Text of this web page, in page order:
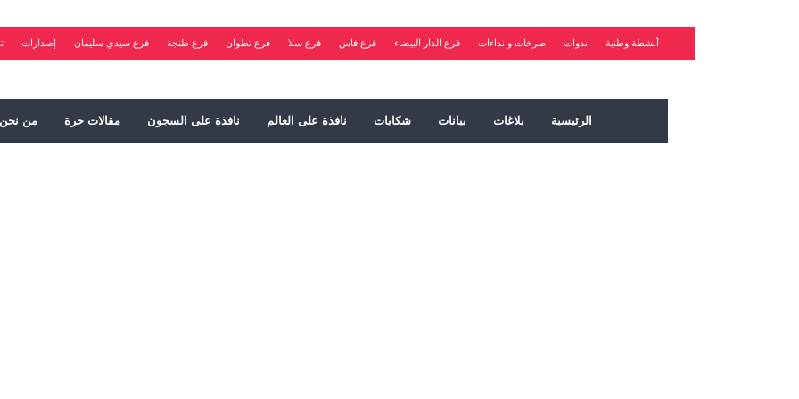
أنشطة وطنية ندوات صرخات و نداءات فرع الدار البيضاء فرع فاس فرع سلا فرع تطوان فرع طنجة فرع سيدي سليمان إصدارات
الرئيسية بلاغات بيانات شكايات نافذة على العالم نافذة على السجون مقالات حرة من نحن